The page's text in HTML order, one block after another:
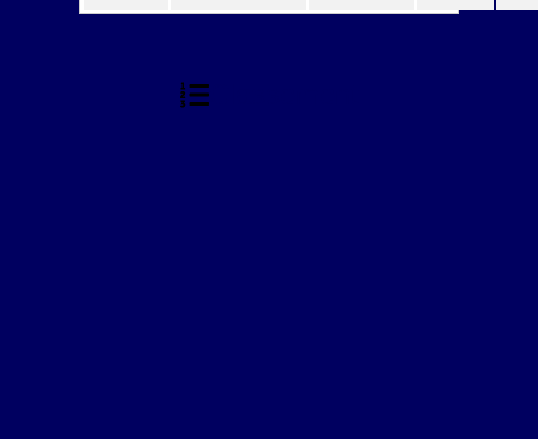
Classement